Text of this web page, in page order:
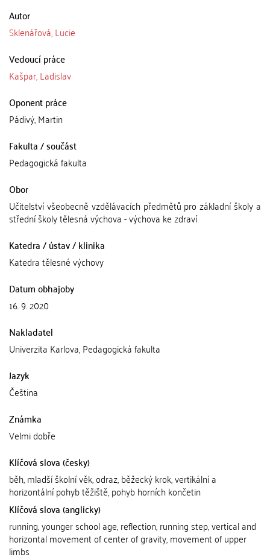
Autor
Sklenářová, Lucie
Vedoucí práce
Kašpar, Ladislav
Oponent práce
Pádivý, Martin
Fakulta / součást
Pedagogická fakulta
Obor
Učitelství všeobecně vzdělávacích předmětů pro základní školy a
střední školy tělesná výchova - výchova ke zdraví
Katedra / ústav / klinika
Katedra tělesné výchovy
Datum obhajoby
16. 9. 2020
Nakladatel
Univerzita Karlova, Pedagogická fakulta
Jazyk
Čeština
Známka
Velmi dobře
Klíčová slova (česky)
běh, mladší školní věk, odraz, běžecký krok, vertikální a
horizontální pohyb těžiště, pohyb horních končetin
Klíčová slova (anglicky)
running, younger school age, reflection, running step, vertical and
horizontal movement of center of gravity, movement of upper
limbs